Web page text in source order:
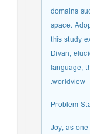
domains
space.
this study
Divan,
language,
worldview.
Problem
Joy, as